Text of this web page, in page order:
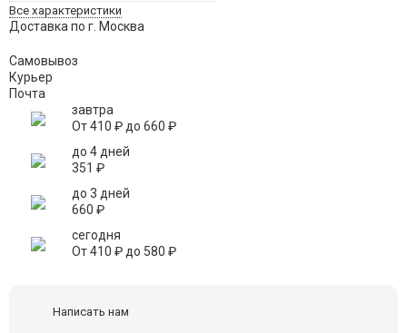
Все характеристики
Доставка по г. Москва
Самовывоз
Курьер
Почта
завтра
От 410 ₽ до 660 ₽
до 4 дней
351 ₽
до 3 дней
660 ₽
сегодня
От 410 ₽ до 580 ₽
Написать нам